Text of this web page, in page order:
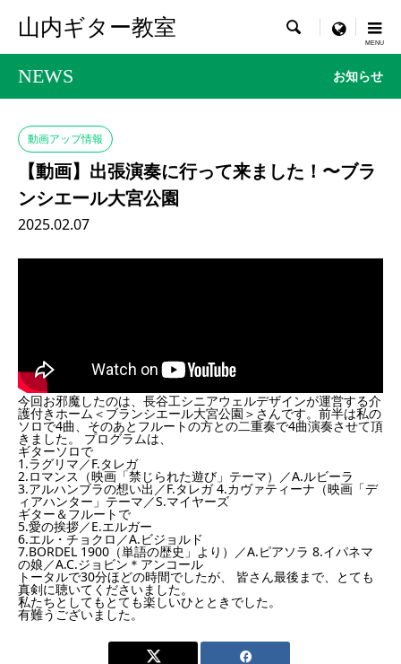
山内ギター教室  menu
NEWS お知らせ
動画アップ情報
【動画】出張演奏に行って来ました！〜ブラ
ンシエール大宮公園
2025.02.07
今回お邪魔したのは、長谷工シニアウェルデザインが運営する介
護付きホーム＜ブランシエール大宮公園＞さんです。前半は私の
ソロで4曲、そのあとフルートの方との二重奏で4曲演奏させて頂
きました。 プログラムは、
ギターソロで
1.ラグリマ／F.タレガ
2.ロマンス（映画「禁じられた遊び」テーマ）／A.ルビーラ
3.アルハンブラの想い出／F.タレガ 4.カヴァティーナ（映画「デ
ィアハンター」テーマ／S.マイヤーズ
ギター＆フルートで
5.愛の挨拶／E.エルガー
6.エル・チョクロ／A.ビジョルド
7.BORDEL 1900（単語の歴史」より）／A.ピアソラ 8.イパネマ
の娘／A.C.ジョビン＊アンコール
トータルで30分ほどの時間でしたが、 皆さん最後まで、とても
真剣に聴いてくださいました。
私たちとしてもとても楽しいひとときでした。
有難うございました。